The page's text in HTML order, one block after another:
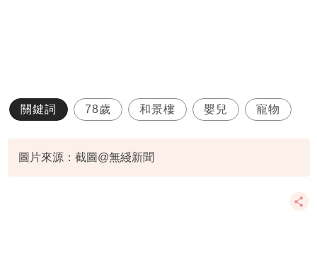
關鍵詞 78歲 和景樓 嬰兒 寵物
圖片來源：截圖@無綫新聞